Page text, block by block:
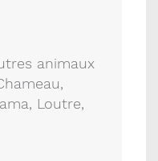
animaux
Loutre,